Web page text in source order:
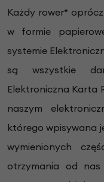
Każdy rower*
w formie
systemie
są wszystkie
Elektroniczna Karta
naszym
którego wpisywana
wymienionych
otrzymania od